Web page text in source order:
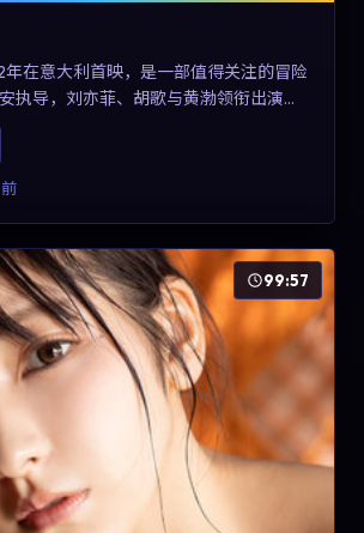
年在意大利首映，是一部值得关注的冒险
执导，刘亦菲、胡歌与黄渤领衔出演。
裹对现实规则的温和反讽，整体完成度
意大利冒险类型创作的观众在线观看。
99:57